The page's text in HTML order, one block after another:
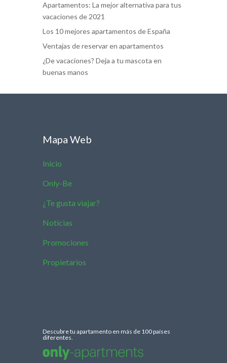
Apartamentos: La mejor alternativa para tus
vacaciones de 2021
Los 10 mejores apartamentos de España
Ventajas de reservar en apartamentos
¿De vacaciones? Deja a tu mascota en
buenas manos
Mapa Web
Inicio
Only-Be
¿Te gusta viajar?
Noticias
Promociones
Propietarios
Descubre tu apartamento en más de 100 países
diferentes.